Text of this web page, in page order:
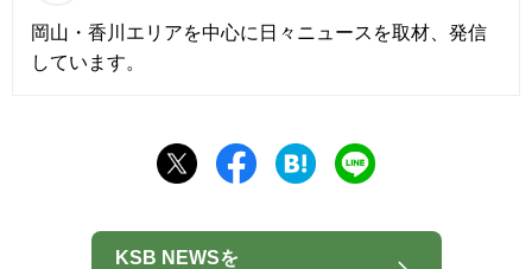
岡山・香川エリアを中心に日々ニュースを取材、発信
しています。
KSB NEWSを